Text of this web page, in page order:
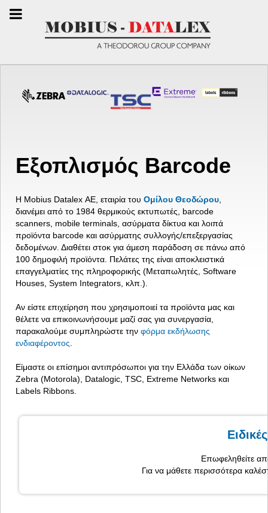
Εξοπλισμός Barcode
Η Mobius Datalex ΑΕ, εταιρία του Ομίλου Θεοδώρου,
διανέμει από το 1984 θερμικούς εκτυπωτές, barcode
scanners, mobile terminals, ασύρματα δίκτυα και λοιπά
προϊόντα barcode και ασύρματης συλλογής/επεξεργασίας
δεδομένων. Διαθέτει στοκ για άμεση παράδοση σε πάνω από
100 δημοφιλή προϊόντα. Πελάτες της είναι αποκλειστικά
επαγγελματίες της πληροφορικής (Μεταπωλητές, Software
Houses, System Integrators, κλπ.).
Αν είστε επιχείρηση που χρησιμοποιεί τα προϊόντα μας και
θέλετε να επικοινωνήσουμε μαζί σας για συνεργασία,
παρακαλούμε συμπληρώστε την φόρμα εκδήλωσης
ενδιαφέροντος.
Είμαστε οι επίσημοι αντιπρόσωποι για την Ελλάδα των οίκων
Zebra (Motorola), Datalogic, TSC, Extreme Networks και
Labels Ribbons.
Επωφεληθείτε
Για να μάθετε περισσότερα